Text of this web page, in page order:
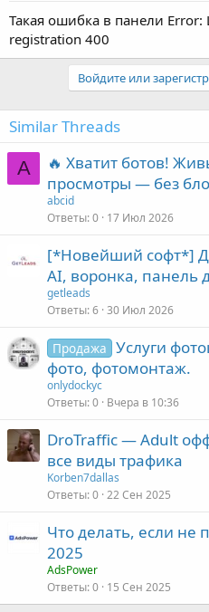
Такая ошибка в панели Error:
registration 400
Войдите или
Similar Threads
A
🔥 Хватит ботов!
просмотры — без
abcid
Ответы 0 17 Июл 2026
[*Новейший софт*]
AI, воронка, панель
getleads
Ответы 6 30 Июл 2026
Продажа Услуги
фото, фотомонтаж.
onlydockyc
Ответы 0 Вчера в 10:36
DroTraffic — Adult
все виды трафика
Korben7dallas
Ответы 0 22 Сен 2025
Что делать, если не
2025
AdsPower
Ответы 0 15 Сен 2025